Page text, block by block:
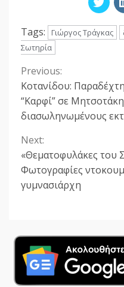
Tags: Γιώργος Τράγκας
Σωτηρία
Continue
Reading
Previous:
Κοτανίδου:
“Καρφί” σε
διασωληνωμένους
Next:
«Θεματοφυλάκες του
Φωτογραφίες
γυμνασιάρχη